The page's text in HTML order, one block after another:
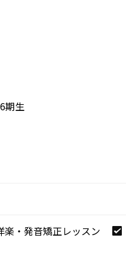
期生
楽・発音矯正レッスン